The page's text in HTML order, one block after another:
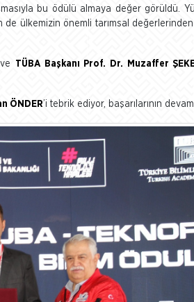
bu ödülü almaya değer görüldü.
de ülkemizin önemli tarımsal
ve TÜBA Başkanı Prof. Dr. Muzaffer
ÖNDER’i tebrik ediyor, başarılarının